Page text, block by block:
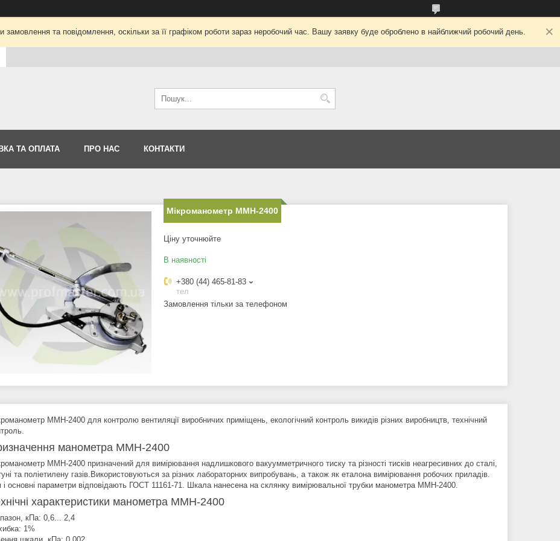
та повідомлення, оскільки за її графіком роботи зараз неробочий час. Вашу заявку буде оброблено в найближчий робочий день.
ТА ОПЛАТА ПРО НАС КОНТАКТИ
Мікроманометр ММН-2400
Ціну уточнюйте
В наявності
+380 (44) 465-81-83
тел
Замовлення тільки за телефоном
ММН-2400 для контролю вентиляції виробничих приміщень, екологічний контроль викидів різних виробництв, технічний
манометра ММН-2400
ММН-2400 призначений для вимірювання надлишкового вакуумметричного тиску та різності тисків неагресивних до сталі,
та поліетилену газів.Використовуються за різних лабораторних випробувань, а також як еталона вимірювання робочих приладів.
і основні параметри відповідають ГОСТ 11161-71. Шкала нанесена на склянку вимірювальної трубки манометра ММН-2400.
характеристики манометра ММН-2400
кПа: 0,6... 2,4
1%